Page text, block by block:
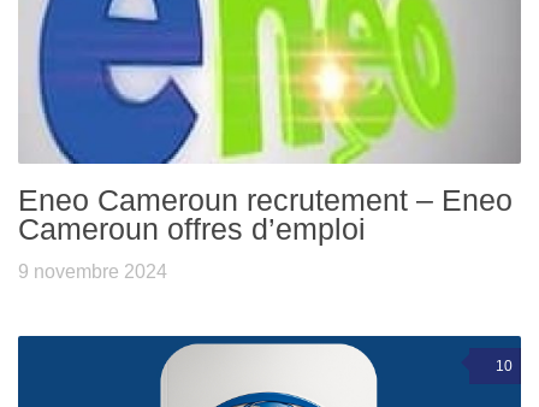
Eneo Cameroun recrutement – Eneo
Cameroun offres d’emploi
9 novembre 2024
10